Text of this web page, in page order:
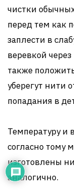
чистки
перед тем как
заплести в
веревкой
также
уберегут нити
попадания в
Температуру и
согласно тому
изготовлены
аналогично.